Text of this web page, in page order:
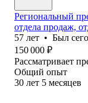
Региональный
отдела продаж,
57 лет • Был
150 000 ₽
Рассматривает
Общий опыт
30 лет 5 месяцев